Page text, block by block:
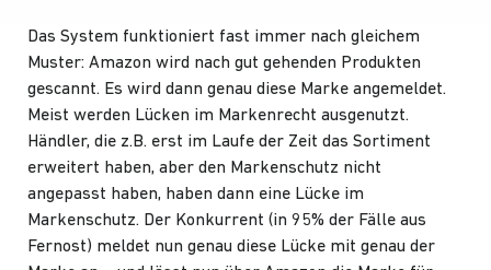
Das System funktioniert fast immer nach gleichem
Muster: Amazon wird nach gut gehenden Produkten
gescannt. Es wird dann genau diese Marke angemeldet.
Meist werden Lücken im Markenrecht ausgenutzt.
Händler, die z.B. erst im Laufe der Zeit das Sortiment
erweitert haben, aber den Markenschutz nicht
angepasst haben, haben dann eine Lücke im
Markenschutz. Der Konkurrent (in 95% der Fälle aus
Fernost) meldet nun genau diese Lücke mit genau der